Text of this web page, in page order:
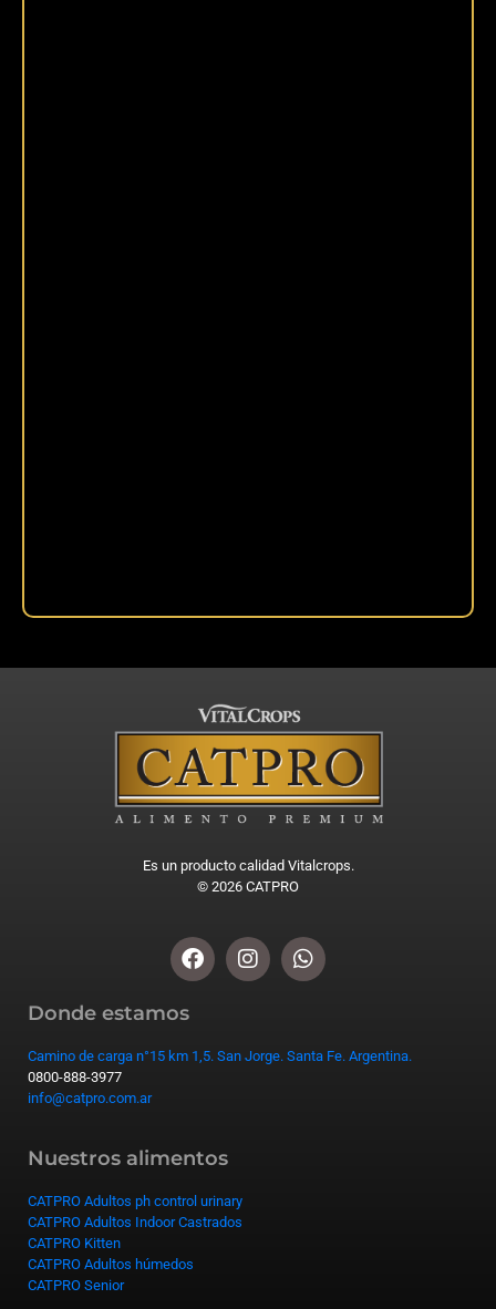
Es un producto calidad Vitalcrops.
© 2026 CATPRO
Donde estamos
Camino de carga n°15 km 1,5. San Jorge. Santa Fe. Argentina.
0800-888-3977
info@catpro.com.ar
Nuestros alimentos
CATPRO Adultos ph control urinary
CATPRO Adultos Indoor Castrados
CATPRO Kitten
CATPRO Adultos húmedos
CATPRO Senior